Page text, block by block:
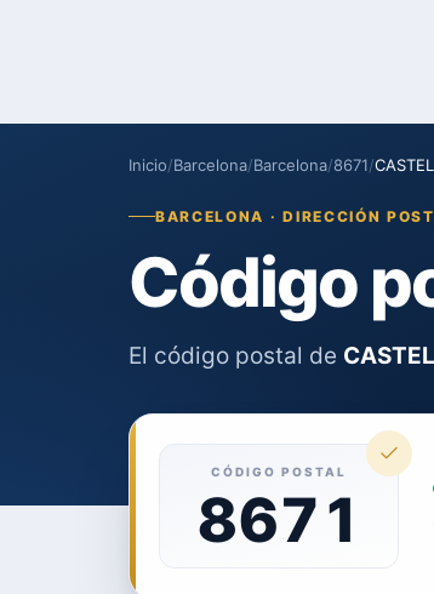
Inicio/Barcelona/Barcelona/8671/
BARCELONA · DIRECCIÓN
Código
El código postal de
CÓDIGO POSTAL
8671